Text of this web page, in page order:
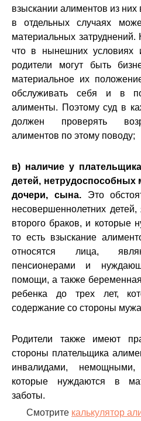
взыскании алиментов из
в отдельных случаях
материальных затруднений.
что в нынешних
родители могут быть
материальное их
обслуживать себя и в
алименты. Поэтому суд в
должен проверять
алиментов по этому поводу;
в) наличие у
детей, нетрудоспособных
дочери, сына.Это
несовершеннолетних
второго браков, и которые
то есть взыскание
относятся лица,
пенсионерами и
помощи, а также
ребенка до трех лет,
содержание со стороны
Родители также имеют
стороны плательщика
инвалидами,
которые нуждаются в
заботы.
Смотрите калькулятор